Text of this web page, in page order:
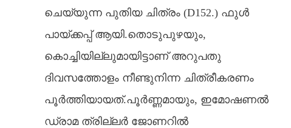
ചെയ്യുന്ന പുതിയ ചിത്രം (D152.) ഫുൾ
പായ്ക്കപ്പ് ആയി.തൊടുപുഴയും,
കൊച്ചിയില്ലുമായിട്ടാണ് അറുപതു
ദിവസത്തോളം നീണ്ടുനിന്ന ചിത്രീകരണം
പൂർത്തിയായത്.പൂർണ്ണമായും, ഇമോഷണൽ
ഡ്രാമ ത്രില്ലർ ജോണറിൽ